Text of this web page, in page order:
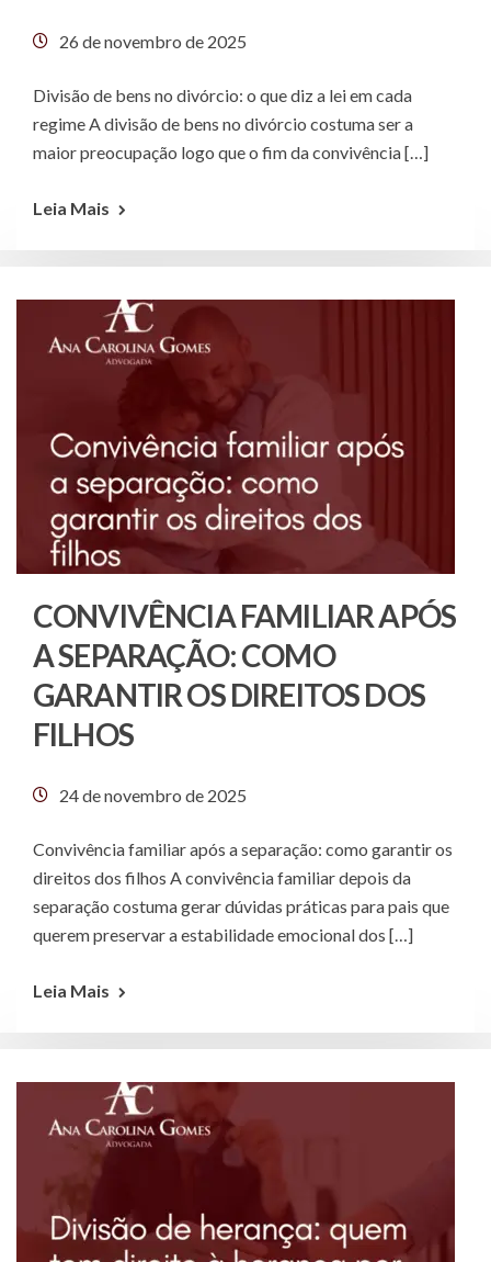
26 de novembro de 2025
Divisão de bens no divórcio: o que diz a lei em cada
regime A divisão de bens no divórcio costuma ser a
maior preocupação logo que o fim da convivência […]
Leia Mais
CONVIVÊNCIA FAMILIAR APÓS
A SEPARAÇÃO: COMO
GARANTIR OS DIREITOS DOS
FILHOS
24 de novembro de 2025
Convivência familiar após a separação: como garantir os
direitos dos filhos A convivência familiar depois da
separação costuma gerar dúvidas práticas para pais que
querem preservar a estabilidade emocional dos […]
Leia Mais